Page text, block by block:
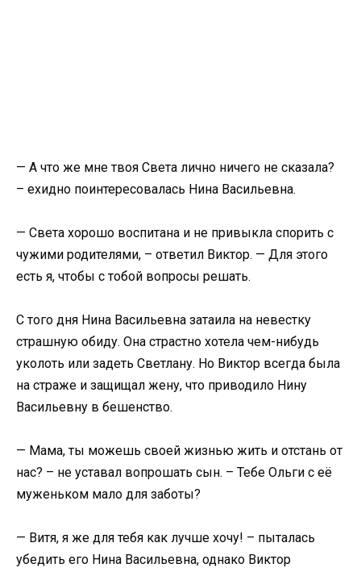
— А что же мне твоя Света лично ничего не сказала?
– ехидно поинтересовалась Нина Васильевна.
— Света хорошо воспитана и не привыкла спорить с
чужими родителями, – ответил Виктор. — Для этого
есть я, чтобы с тобой вопросы решать.
С того дня Нина Васильевна затаила на невестку
страшную обиду. Она страстно хотела чем-нибудь
уколоть или задеть Светлану. Но Виктор всегда была
на страже и защищал жену, что приводило Нину
Васильевну в бешенство.
— Мама, ты можешь своей жизнью жить и отстань от
нас? – не уставал вопрошать сын. – Тебе Ольги с её
муженьком мало для заботы?
— Витя, я же для тебя как лучше хочу! – пыталась
убедить его Нина Васильевна, однако Виктор